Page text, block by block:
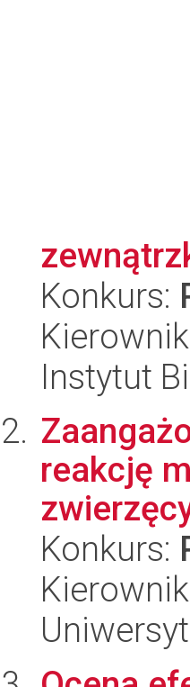
Konkurs:
Instytut
reakcję
Konkurs: